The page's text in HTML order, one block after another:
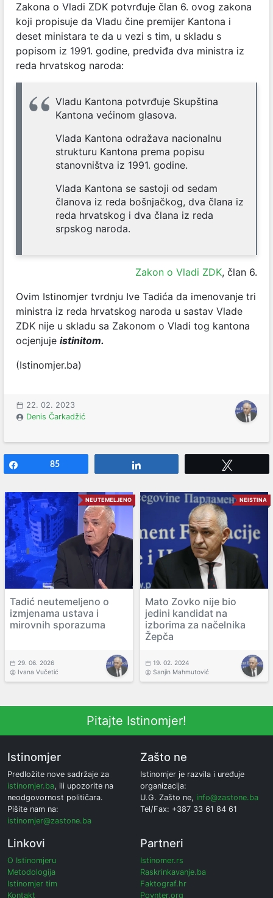
Zakona o Vladi ZDK potvrđuje član 6. ovog zakona
koji propisuje da Vladu čine premijer Kantona i
deset ministara te da u vezi s tim, u skladu s
popisom iz 1991. godine, predviđa dva ministra iz
reda hrvatskog naroda:
Vladu Kantona potvrđuje Skupština
Kantona većinom glasova.
Vlada Kantona odražava nacionalnu
strukturu Kantona prema popisu
stanovništva iz 1991. godine.
Vlada Kantona se sastoji od sedam
članova iz reda bošnjačkog, dva člana iz
reda hrvatskog i dva člana iz reda
srpskog naroda.
Zakon o Vladi ZDK, član 6.
Ovim Istinomjer tvrdnju Ive Tadića da imenovanje tri
ministra iz reda hrvatskog naroda u sastav Vlade
ZDK nije u skladu sa Zakonom o Vladi tog kantona
ocjenjuje istinitom.
(Istinomjer.ba)
22. 02. 2023
Denis Čarkadžić
85
NEUTEMELJENO
Tadić neutemeljeno o
izmjenama ustava i
mirovnih sporazuma
29. 06. 2026
Ivana Vučetić
NEISTINA
Mato Zovko nije bio
jedini kandidat na
izborima za načelnika
Žepča
19. 02. 2024
Sanjin Mahmutović
Pitajte Istinomjer!
Istinomjer
Predložite nove sadržaje za
istinomjer.ba, ili upozorite na
neodgovornost političara.
Pišite nam na:
istinomjer@zastone.ba
Zašto ne
Istinomjer je razvila i uređuje
organizacija:
U.G. Zašto ne, info@zastone.ba
Tel/Fax: +387 33 61 84 61
Linkovi
O Istinomjeru
Metodologija
Istinomjer tim
Kontakt
Partneri
Istinomer.rs
Raskrinkavanje.ba
Faktograf.hr
Poynter.org